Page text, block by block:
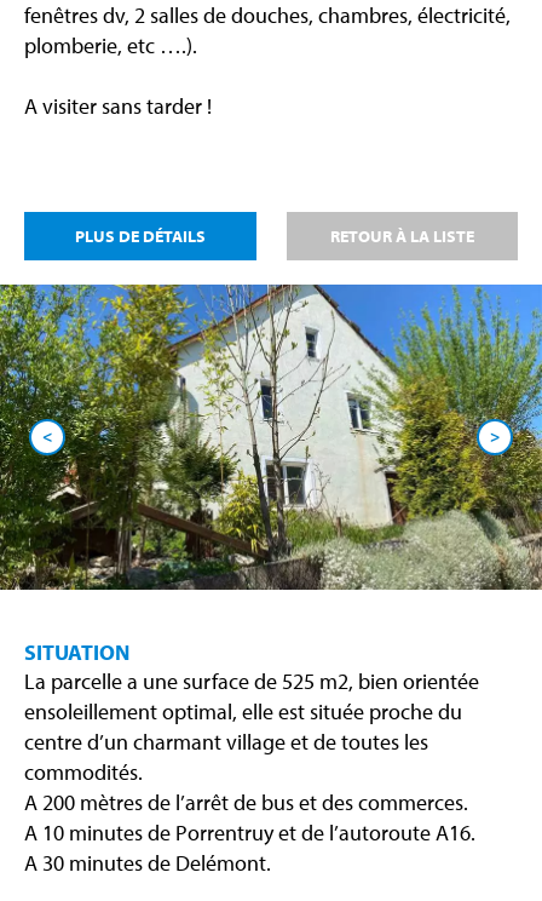
fenêtres dv, 2 salles de douches, chambres, électricité,
plomberie, etc ….).
A visiter sans tarder !
PLUS DE DÉTAILS RETOUR À LA LISTE
< >
SITUATION
La parcelle a une surface de 525 m2, bien orientée
ensoleillement optimal, elle est située proche du
centre d’un charmant village et de toutes les
commodités.
A 200 mètres de l’arrêt de bus et des commerces.
A 10 minutes de Porrentruy et de l’autoroute A16.
A 30 minutes de Delémont.